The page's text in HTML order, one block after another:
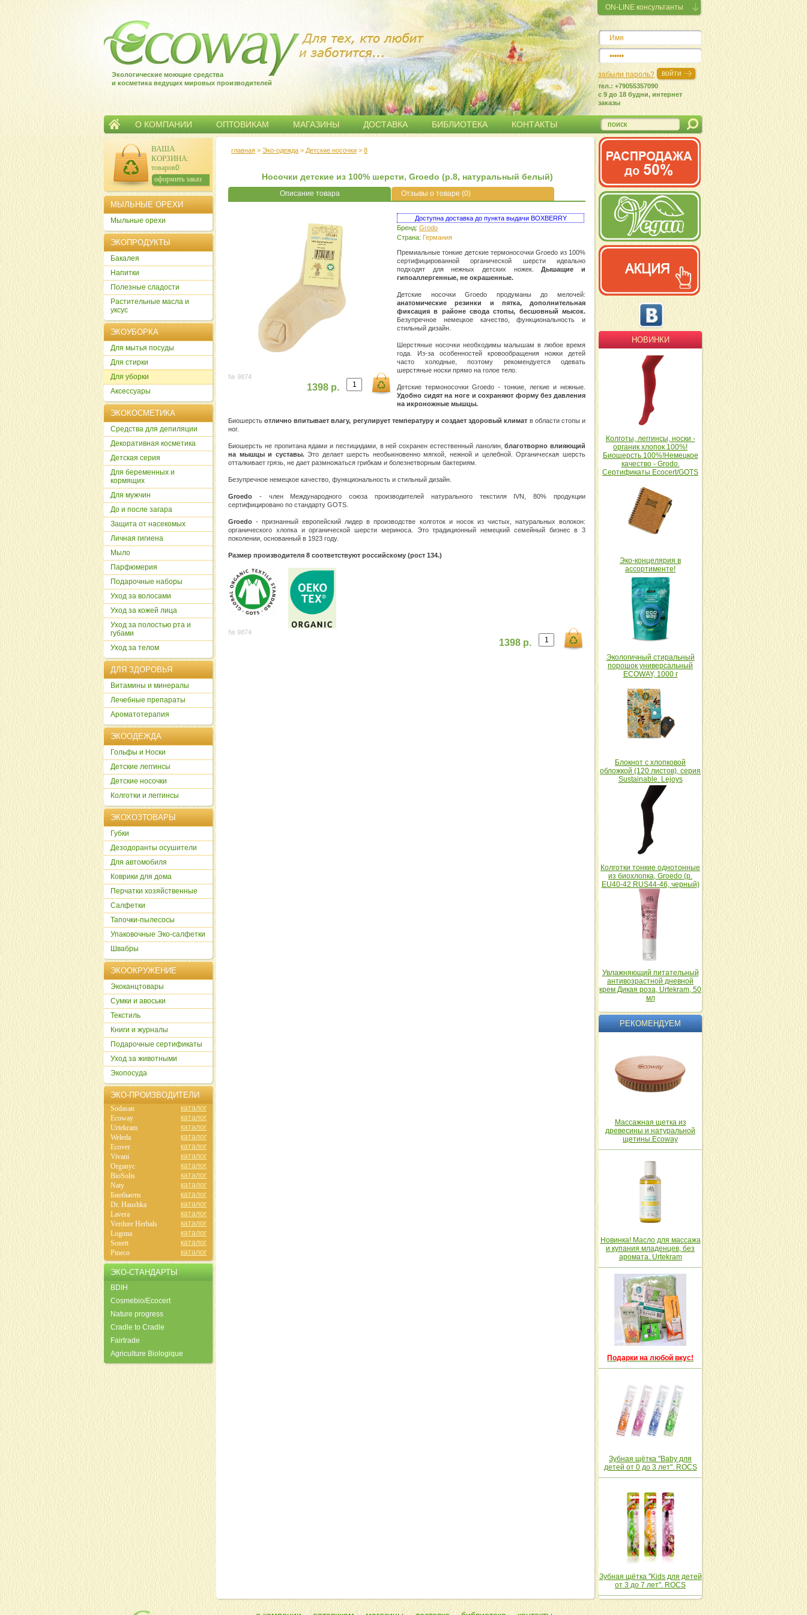
Экологические моющие средства
и косметика ведущих мировых производителей
О КОМПАНИИ ОПТОВИКАМ МАГАЗИНЫ ДОСТАВКА БИБЛИОТЕКА КОНТАКТЫ
ON-LINE консультанты
забыли пароль?
тел.: +79055357090
c 9 до 18 будни, интернет
заказы
главная > Эко-одежда > Детские носочки > 8
Носочки детские из 100% шерсти, Groedo (р.8, натуральный белый)
Описание товара Отзывы о товаре (0)
№ 9874
1398 р.
Доступна доставка до пункта выдачи BOXBERRY
Бренд: Grodo
Страна: Германия
Премиальные тонкие детские термоносочки Groedo из 100%
сертифицированной органической шерсти идеально
подходят для нежных детских ножек.Дышащие и
гипоаллергенные, не окрашенные.
Детские носочки Groedo продуманы до мелочей:
анатомические резинки и пятка, дополнительная
фиксация в районе свода стопы, бесшовный мысок.
Безупречное немецкое качество, функциональность и
стильный дизайн.
Шерстяные носочки необходимы малышам в любое время
года. Из-за особенностей кровообращения ножки детей
часто холодные, поэтому рекомендуется одевать
шерстяные носки прямо на голое тело.
Детские термоносочки Groedo - тонкие, легкие и нежные.
Удобно сидят на ноге и сохраняют форму без давления
на икроножные мышцы.
Биошерстьотлично впитывает влагу, регулирует температуру и создает здоровый климат в области стопы и
ног.
Биошерсть не пропитана ядами и пестицидами, в ней сохранен естественный ланолин,благотворно влияющий
на мышцы и суставы.Это делает шерсть необыкновенно мягкой, нежной и целебной. Органическая шерсть
отталкивает грязь, не дает размножаться грибкам и болезнетворным бактериям.
Безупречное немецкое качество, функциональность и стильный дизайн.
Groedo - член Международного союза производителей натурального текстиля IVN, 80% продукции
сертифицировано по стандарту GOTS.
Groedo - признанный европейский лидер в производстве колготок и носок из чистых, натуральных волокон:
органического хлопка и органической шерсти мериноса. Это традиционный немецкий семейный бизнес в 3
поколении, основанный в 1923 году.
Размер производителя 8 соответствуют российскому (рост 134.)
№ 9874
1398 р.
ВАША
КОРЗИНА:
товаров:0
сумма: 0р.
оформить заказ
МЫЛЬНЫЕ ОРЕХИ
Мыльные орехи
ЭКОПРОДУКТЫ
Бакалея
Напитки
Полезные сладости
Растительные масла и
уксус
ЭКОУБОРКА
Для мытья посуды
Для стирки
Для уборки
Аксессуары
ЭКОКОСМЕТИКА
Cредства для депиляции
Декоративная косметика
Детская серия
Для беременных и
кормящих
Для мужчин
До и после загара
Защита от насекомых
Личная гигиена
Мыло
Парфюмерия
Подарочные наборы
Уход за волосами
Уход за кожей лица
Уход за полостью рта и
губами
Уход за телом
ДЛЯ ЗДОРОВЬЯ
Витамины и минералы
Лечебные препараты
Ароматотерапия
ЭКООДЕЖДА
Гольфы и Носки
Детские леггинсы
Детские носочки
Колготки и леггинсы
ЭКОХОЗТОВАРЫ
Губки
Дезодоранты осушители
Для автомобиля
Коврики для дома
Перчатки хозяйственные
Салфетки
Тапочки-пылесосы
Упаковочные Эко-салфетки
Швабры
ЭКООКРУЖЕНИЕ
Экоканцтовары
Сумки и авоськи
Текстиль
Книги и журналы
Подарочные сертификаты
Уход за животными
Экопосуда
ЭКО-ПРОИЗВОДИТЕЛИ
Sodasan
каталог
Ecoway
каталог
Urtekram
каталог
Weleda
каталог
Ecover
каталог
Vivani
каталог
Organyc
каталог
BioSolis
каталог
Naty
каталог
Биобьюти
каталог
Dr. Haushka
каталог
Lavera
каталог
Verdure Herbals
каталог
Logona
каталог
Sonett
каталог
Pineco
каталог
ЭКО-СТАНДАРТЫ
BDIH
Cosmebio/Ecocert
Nature progress
Cradle to Cradle
Fairtrade
Agriculture Biologique
НОВИНКИ
Колготы, леггинсы, носки -
органик хлопок 100%!
Биошерсть 100%!Немецкое
качество - Grodo.
Сертификаты Ecocert/GOTS
Эко-концелярия в
ассортименте!
Экологичный стиральный
порошок универсальный
ECOWAY, 1000 г
Блокнот с хлопковой
обложкой (120 листов), серия
Sustainable. Lejoys
Колготки тонкие однотонные
из биохлопка, Groedo (р.
EU40-42 RUS44-46, черный)
Увлажняющий питательный
антивозрастной дневной
крем Дикая роза, Urtekram, 50
мл
РЕКОМЕНДУЕМ
Массажная щетка из
древесины и натуральной
щетины.Ecoway
Новинка! Масло для массажа
и купания младенцев, без
аромата. Urtekram
Подарки на любой вкус!
Зубная щётка "Baby для
детей от 0 до 3 лет". ROCS
Зубная щётка "Kids для детей
от 3 до 7 лет". ROCS